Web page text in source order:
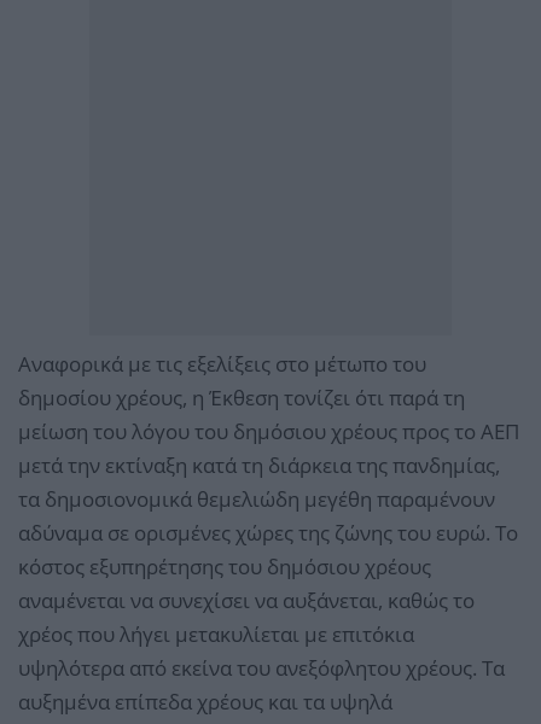
Αναφορικά με τις εξελίξεις στο μέτωπο του
δημοσίου χρέους, η Έκθεση τονίζει ότι παρά τη
μείωση του λόγου του δημόσιου χρέους προς το ΑΕΠ
μετά την εκτίναξη κατά τη διάρκεια της πανδημίας,
τα δημοσιονομικά θεμελιώδη μεγέθη παραμένουν
αδύναμα σε ορισμένες χώρες της ζώνης του ευρώ. Το
κόστος εξυπηρέτησης του δημόσιου χρέους
αναμένεται να συνεχίσει να αυξάνεται, καθώς το
χρέος που λήγει μετακυλίεται με επιτόκια
υψηλότερα από εκείνα του ανεξόφλητου χρέους. Τα
αυξημένα επίπεδα χρέους και τα υψηλά